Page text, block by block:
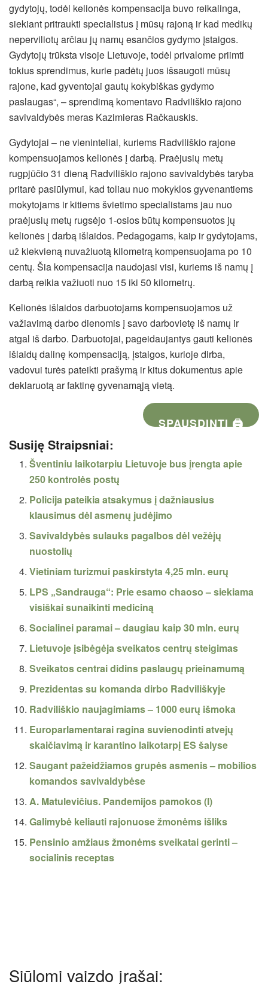
gydytojų, todėl kelionės kompensacija buvo reikalinga,
siekiant pritraukti specialistus į mūsų rajoną ir kad medikų
neperviliotų arčiau jų namų esančios gydymo įstaigos.
Gydytojų trūksta visoje Lietuvoje, todėl privalome priimti
tokius sprendimus, kurie padėtų juos išsaugoti mūsų
rajone, kad gyventojai gautų kokybiškas gydymo
paslaugas“, – sprendimą komentavo Radviliškio rajono
savivaldybės meras Kazimieras Račkauskis.
Gydytojai – ne vieninteliai, kuriems Radviliškio rajone
kompensuojamos kelionės į darbą. Praėjusių metų
rugpjūčio 31 dieną Radviliškio rajono savivaldybės taryba
pritarė pasiūlymui, kad toliau nuo mokyklos gyvenantiems
mokytojams ir kitiems švietimo specialistams jau nuo
praėjusių metų rugsėjo 1-osios būtų kompensuotos jų
kelionės į darbą išlaidos. Pedagogams, kaip ir gydytojams,
už kiekvieną nuvažiuotą kilometrą kompensuojama po 10
centų. Šia kompensacija naudojasi visi, kuriems iš namų į
darbą reikia važiuoti nuo 15 iki 50 kilometrų.
Kelionės išlaidos darbuotojams kompensuojamos už
važiavimą darbo dienomis į savo darbovietę iš namų ir
atgal iš darbo. Darbuotojai, pageidaujantys gauti kelionės
išlaidų dalinę kompensaciją, įstaigos, kurioje dirba,
vadovui turės pateikti prašymą ir kitus dokumentus apie
deklaruotą ar faktinę gyvenamąją vietą.
SPAUSDINTI 🖨
Susiję Straipsniai:
Šventiniu laikotarpiu Lietuvoje bus įrengta apie
250 kontrolės postų
Policija pateikia atsakymus į dažniausius
klausimus dėl asmenų judėjimo
Savivaldybės sulauks pagalbos dėl vežėjų
nuostolių
Vietiniam turizmui paskirstyta 4,25 mln. eurų
LPS „Sandrauga“: Prie esamo chaoso – siekiama
visiškai sunaikinti mediciną
Socialinei paramai – daugiau kaip 30 mln. eurų
Lietuvoje įsibėgėja sveikatos centrų steigimas
Sveikatos centrai didins paslaugų prieinamumą
Prezidentas su komanda dirbo Radviliškyje
Radviliškio naujagimiams – 1000 eurų išmoka
Europarlamentarai ragina suvienodinti atvejų
skaičiavimą ir karantino laikotarpį ES šalyse
Saugant pažeidžiamos grupės asmenis – mobilios
komandos savivaldybėse
A. Matulevičius. Pandemijos pamokos (I)
Galimybė keliauti rajonuose žmonėms išliks
Pensinio amžiaus žmonėms sveikatai gerinti –
socialinis receptas
Siūlomi vaizdo įrašai: